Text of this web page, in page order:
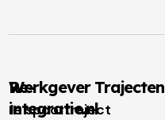
Re-
integratie.nl
Werkgever Trajecten
1e spoortraject